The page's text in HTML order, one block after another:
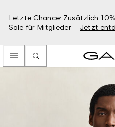
Letzte Chance: Zusätzlich
Sale für Mitglieder – Jetzt